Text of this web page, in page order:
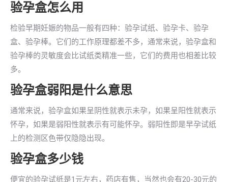
验孕盒怎么用
检验早期妊娠的物品一般有四种：验孕试纸、验孕卡、验孕
盒、验孕棒。它们的工作原理都差不多，通常来说，验孕盒和
验孕棒的灵敏度会比试纸类精准一些，它们的费用也相差比较
多。
验孕盒弱阳是什么意思
通常来说，验孕盒如果呈阴性就表示未孕，如果呈阳性就表示
怀孕，如果是弱阳性就表示有可能怀孕。弱阳性即是早孕试纸
上的检测区色带仅隐隐出现。
验孕盒多少钱
便宜的验孕试纸是1元左右，药店有售，当然也会有20-30元的